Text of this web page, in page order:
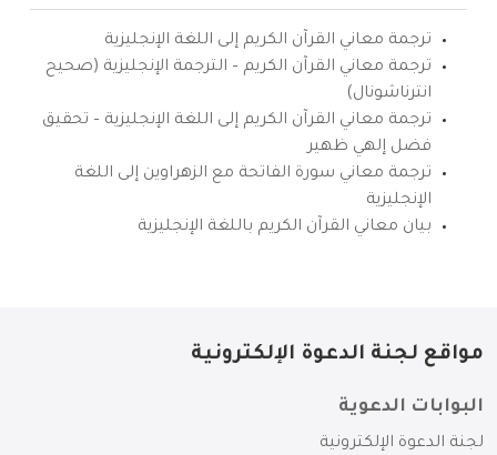
ترجمة معاني القرآن الكريم إلى اللغة الإنجليزية
ترجمة معاني القرآن الكريم – الترجمة الإنجليزية (صحيح
انترناشونال)
ترجمة معاني القرآن الكريم إلى اللغة الإنجليزية – تحقيق
فضل إلهي ظهير
ترجمة معاني سورة الفاتحة مع الزهراوين إلى اللغة
الإنجليزية
بيان معاني القرآن الكريم باللغة الإنجليزية
مواقع لجنة الدعوة الإلكترونية
البوابات الدعوية
لجنة الدعوة الإلكترونية